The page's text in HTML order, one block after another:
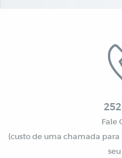
Fale
(custo de uma chamada